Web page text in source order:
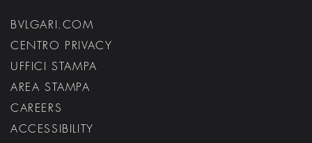
BVLGARI.COM
CENTRO PRIVACY
UFFICI STAMPA
AREA STAMPA
CAREERS
ACCESSIBILITY